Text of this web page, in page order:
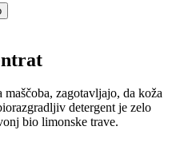
zagotavljajo, da koža
detergent je zelo
bio limonske trave.